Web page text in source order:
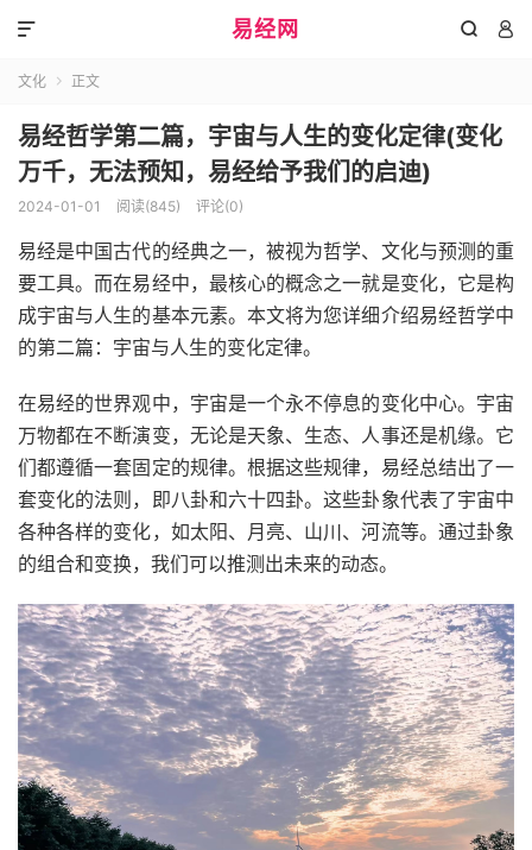
易经网  

文化  正文
易经哲学第二篇，宇宙与人生的变化定律(变化
万千，无法预知，易经给予我们的启迪)
2024-01-01 阅读(845) 评论(0)
易经是中国古代的经典之一，被视为哲学、文化与预测的重
要工具。而在易经中，最核心的概念之一就是变化，它是构
成宇宙与人生的基本元素。本文将为您详细介绍易经哲学中
的第二篇：宇宙与人生的变化定律。
在易经的世界观中，宇宙是一个永不停息的变化中心。宇宙
万物都在不断演变，无论是天象、生态、人事还是机缘。它
们都遵循一套固定的规律。根据这些规律，易经总结出了一
套变化的法则，即八卦和六十四卦。这些卦象代表了宇宙中
各种各样的变化，如太阳、月亮、山川、河流等。通过卦象
的组合和变换，我们可以推测出未来的动态。